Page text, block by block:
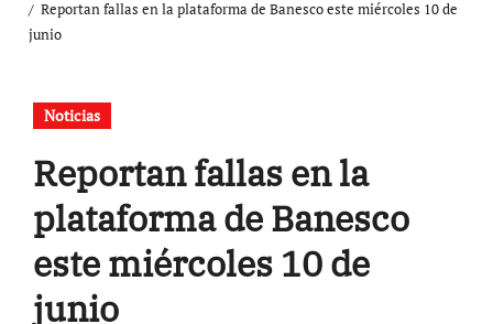
Reportan fallas en la plataforma de Banesco este miércoles 10 de
junio
Noticias
Reportan fallas en la
plataforma de Banesco
este miércoles 10 de
junio